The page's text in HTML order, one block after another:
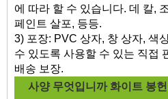
에 따라 할 수 있습니다. 데 칼,
페인트 살포, 등등.
3) 포장: PVC 상자, 창 상자, 색
수 있도록 사용할 수 있는 직접
배송 보장.
사양 무엇입니까 화이트 봉